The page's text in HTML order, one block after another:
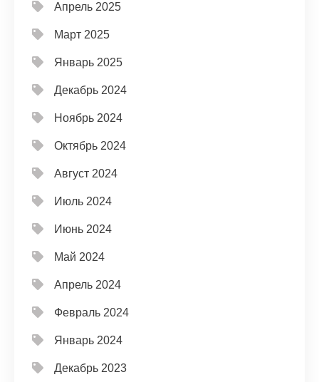
Апрель 2025
Март 2025
Январь 2025
Декабрь 2024
Ноябрь 2024
Октябрь 2024
Август 2024
Июль 2024
Июнь 2024
Май 2024
Апрель 2024
Февраль 2024
Январь 2024
Декабрь 2023